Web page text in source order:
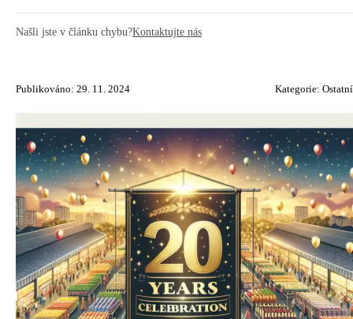
Našli jste v článku chybu?Kontaktujte nás
Publikováno: 29. 11. 2024 Kategorie: Ostatní